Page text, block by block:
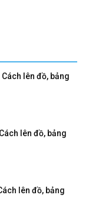
lên đồ, bảng
lên đồ, bảng
lên đồ, bảng